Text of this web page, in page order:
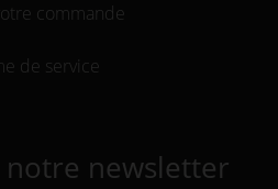
commande
de service
notre newsletter